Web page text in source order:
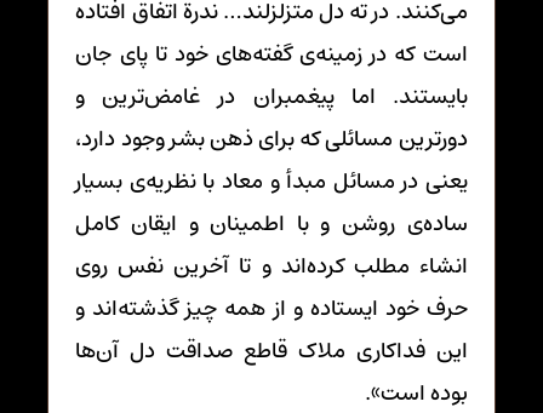
می‌کنند. در ته دل متزلزلند… ندرةً اتفاق افتاده
است که در زمینه‌ی گفته‌های خود تا پای جان
بایستند. اما پیغمبران در غامض‌ترین و
دورترین مسائلی که برای ذهن بشر وجود دارد،
یعنی در مسائل مبدأ و معاد با نظریه‌ی بسیار
ساده‌ی روشن و با اطمینان و ایقان کامل
انشاء مطلب کرده‌اند و تا آخرین نفس روی
حرف خود ایستاده و از همه چیز گذشته‌اند و
این فداکاری ملاک قاطع صداقت دل آن‌ها
بوده است».